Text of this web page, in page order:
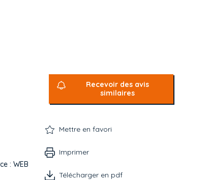
: WEB
Recevoir des avis
similaires
Mettre en favori
Imprimer
Télécharger en pdf